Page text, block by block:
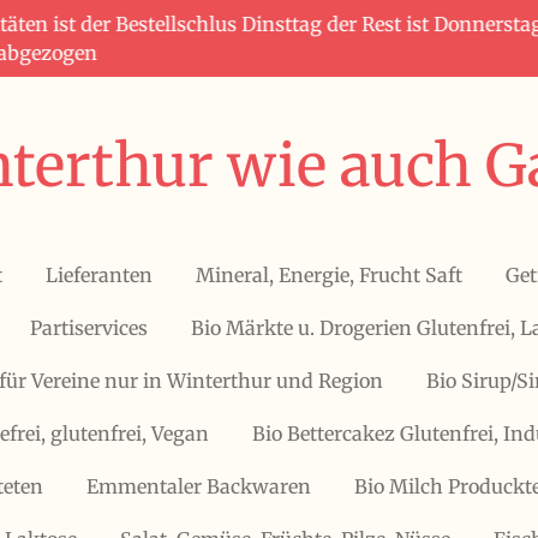
ist der Bestellschlus Dinsttag der Rest ist
wie
Lieferanten Mineral, Energie, Frucht Saft
Partiservices Bio Märkte u. Drogerien Glutenfrei,
Vereine nur in Winterthur und Region Bio Sirup/
glutenfrei, Vegan Bio Bettercakez Glutenfrei,
Emmentaler Backwaren Bio Milch